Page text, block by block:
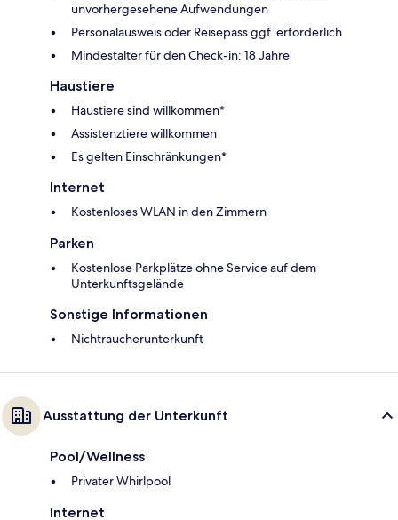
unvorhergesehene Aufwendungen
Personalausweis oder Reisepass ggf. erforderlich
Mindestalter für den Check-in: 18 Jahre
Haustiere
Haustiere sind willkommen*
Assistenztiere willkommen
Es gelten Einschränkungen*
Internet
Kostenloses WLAN in den Zimmern
Parken
Kostenlose Parkplätze ohne Service auf dem
Unterkunftsgelände
Sonstige Informationen
Nichtraucherunterkunft
Ausstattung der Unterkunft
Pool/Wellness
Privater Whirlpool
Internet